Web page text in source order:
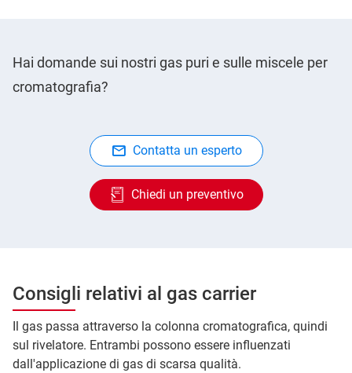
Hai domande sui nostri gas puri e sulle miscele per
cromatografia?
Contatta un esperto
Chiedi un preventivo
Consigli relativi al gas carrier
Il gas passa attraverso la colonna cromatografica, quindi
sul rivelatore. Entrambi possono essere influenzati
dall'applicazione di gas di scarsa qualità.